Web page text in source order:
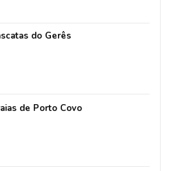
do Gerês
de Porto Covo